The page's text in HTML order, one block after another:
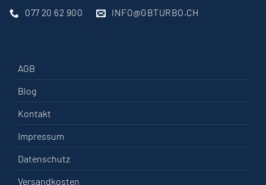
077 20 62 900 INFO@GBTURBO.CH
AGB
Blog
Kontakt
Impressum
Datenschutz
Versandkosten